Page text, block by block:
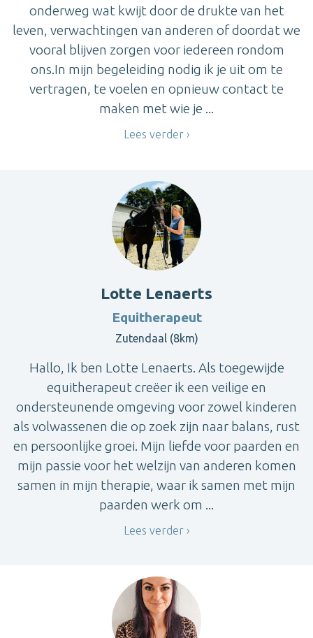
onderweg wat kwijt door de drukte van het
leven, verwachtingen van anderen of doordat we
vooral blijven zorgen voor iedereen rondom
ons.In mijn begeleiding nodig ik je uit om te
vertragen, te voelen en opnieuw contact te
maken met wie je ...
Lees verder
Lotte Lenaerts
Equitherapeut
Zutendaal (8km)
Hallo, Ik ben Lotte Lenaerts. Als toegewijde
equitherapeut creëer ik een veilige en
ondersteunende omgeving voor zowel kinderen
als volwassenen die op zoek zijn naar balans, rust
en persoonlijke groei. Mijn liefde voor paarden en
mijn passie voor het welzijn van anderen komen
samen in mijn therapie, waar ik samen met mijn
paarden werk om ...
Lees verder